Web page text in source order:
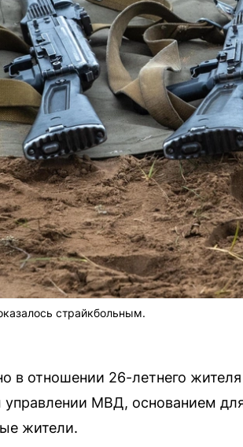
страйкбольным.
в отношении 26-летнего
МВД, основанием
жители.